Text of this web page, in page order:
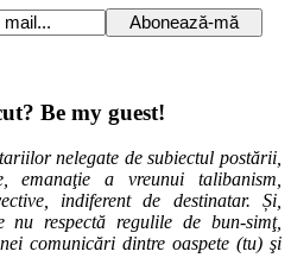
Be my guest!
nelegate de subiectul postării,
emanaţie a vreunui talibanism,
indiferent de destinatar. Și,
respectă regulile de bun-simţ,
comunicări dintre oaspete (tu) şi